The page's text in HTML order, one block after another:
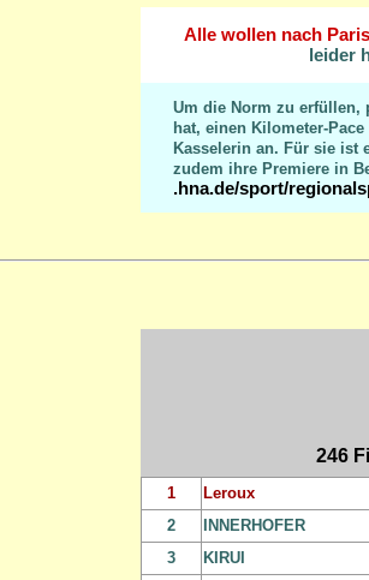
Alle wollen nach
leider
Um die Norm zu erfüllen,
hat, einen Kilometer-
Kasselerin an. Für sie ist
zudem ihre Premiere in
.hna.de/sport/
246
1
Leroux
2
INNERHOFER
3
KIRUI